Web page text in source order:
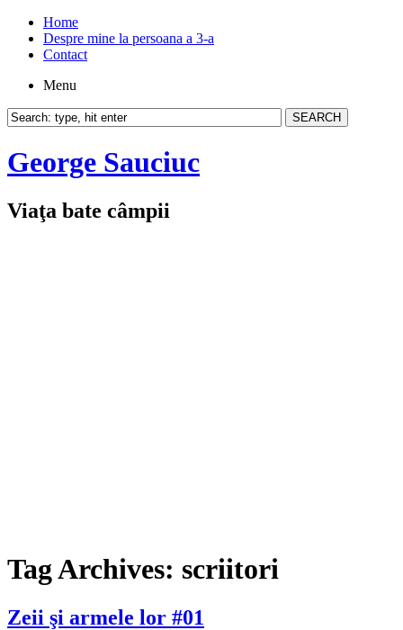
Home
Despre mine la persoana a 3-a
Contact
Menu
George Sauciuc
Viaţa bate câmpii
Tag Archives: scriitori
Zeii şi armele lor #01